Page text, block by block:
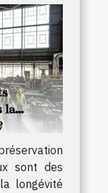
la
sont des
longévité